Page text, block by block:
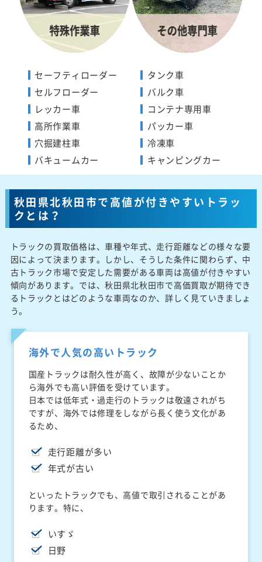
セーフティローダー
セルフローダー
レッカー車
高所作業車
穴掘建柱車
バキュームカー
タンク車
バルク車
コンテナ専用車
パッカー車
冷凍車
キャンピングカー
秋田県北秋田市で高値が付きやすいトラッ
クとは？
トラックの買取価格は、車種や年式、走行距離などの様々な要
因によって決まります。しかし、そうした条件に関わらず、中
古トラック市場で安定した需要がある車両は高値が付きやすい
傾向があります。では、秋田県北秋田市で高価買取が期待でき
るトラックとはどのような車両なのか、詳しく見ていきましょ
う。
海外で人気の高いトラック
国産トラックは耐久性が高く、故障が少ないことか
ら海外でも高い評価を受けています。
日本では低年式・過走行のトラックは敬遠されがち
ですが、海外では修理をしながら長く使う文化があ
るため、
走行距離が多い
年式が古い
といったトラックでも、高値で取引されることがあ
ります。特に、
いすゞ
日野